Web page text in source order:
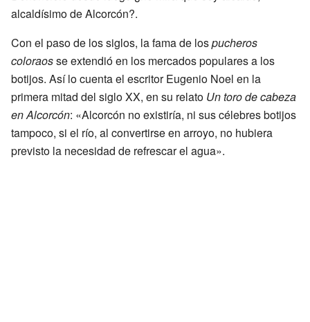
alcaldísimo de Alcorcón?.
Con el paso de los siglos, la fama de lospucheros
coloraosse extendió en los mercados populares a los
botijos. Así lo cuenta el escritor Eugenio Noel en la
primera mitad del siglo XX, en su relato Un toro de cabeza
en Alcorcón: «Alcorcón no existiría, ni sus célebres botijos
tampoco, si el río, al convertirse en arroyo, no hubiera
previsto la necesidad de refrescar el agua».